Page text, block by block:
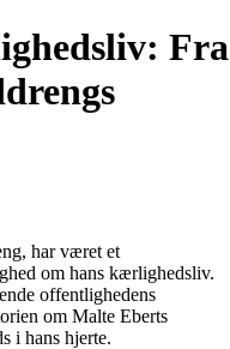
Fra
har været et
om hans kærlighedsliv.
offentlighedens
om Malte Eberts
i hans hjerte.